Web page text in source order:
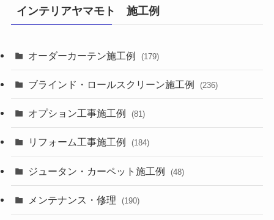
インテリアヤマモト 施工例
オーダーカーテン施工例 (179)
ブラインド・ロールスクリーン施工例 (236)
オプション工事施工例 (81)
リフォーム工事施工例 (184)
ジュータン・カーペット施工例 (48)
メンテナンス・修理 (190)